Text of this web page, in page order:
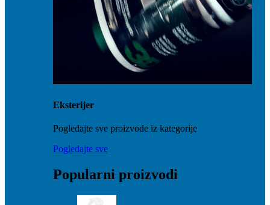
Eksterijer
Pogledajte sve proizvode iz kategorije
Pogledajte sve
Popularni proizvodi